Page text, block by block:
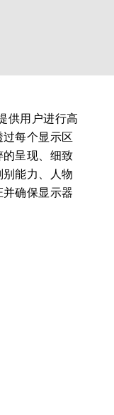
供用户进行高
每个显示区
呈现、细致
能力、人物
确保显示器